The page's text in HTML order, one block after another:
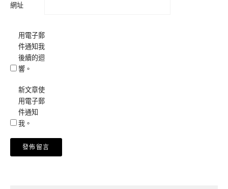
網址
用電子郵
件通知我
後續的迴
響。
新文章使
用電子郵
件通知
我。